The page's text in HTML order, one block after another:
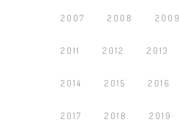
2007 2008 2009
2011 2012 2013
2014 2015 2016
2017 2018 2019